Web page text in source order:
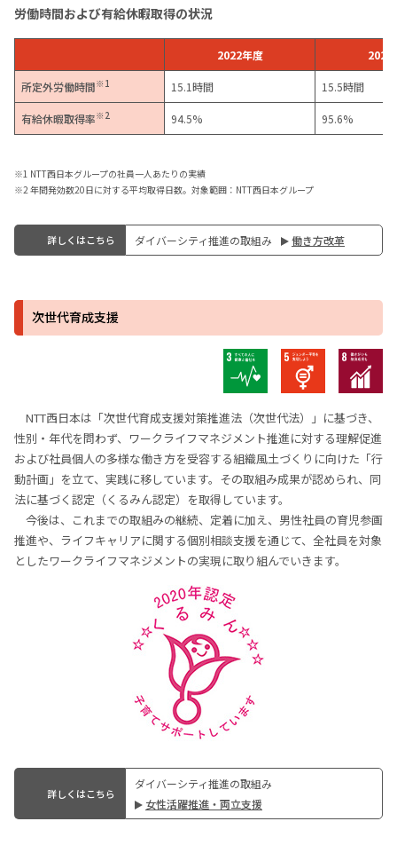
労働時間および有給休暇取得の状況
2022年度 2023
所定外労働時間※1 15.1時間 15.5時間
有給休暇取得率※2 94.5% 95.6%
※1 NTT西日本グループの社員一人あたりの実績
※2 年間発効数20日に対する平均取得日数。対象範囲：NTT西日本グループ
詳しくはこちら ダイバーシティ推進の取組み 働き⽅改⾰
次世代育成⽀援
NTT⻄⽇本は「次世代育成⽀援対策推進法（次世代法）」に基づき、
性別‧年代を問わず、ワークライフマネジメント推進に対する理解促進
および社員個⼈の多様な働き⽅を受容する組織⾵⼟づくりに向けた「⾏
動計画」を⽴て、実践に移しています。その取組み成果が認められ、同
法に基づく認定（くるみん認定）を取得しています。
今後は、これまでの取組みの継続、定着に加え、男性社員の育児参画
推進や、ライフキャリアに関する個別相談⽀援を通じて、全社員を対象
としたワークライフマネジメントの実現に取り組んでいきます。
詳しくはこちら
ダイバーシティ推進の取組み
⼥性活躍推進‧両⽴⽀援